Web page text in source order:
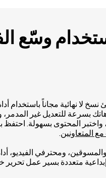
وسّع
بسرعة للتعديل غير المدمر،
المحتوى بسهولة. احتفظ
المتعاونين
متعددة بسير عمل تحرير